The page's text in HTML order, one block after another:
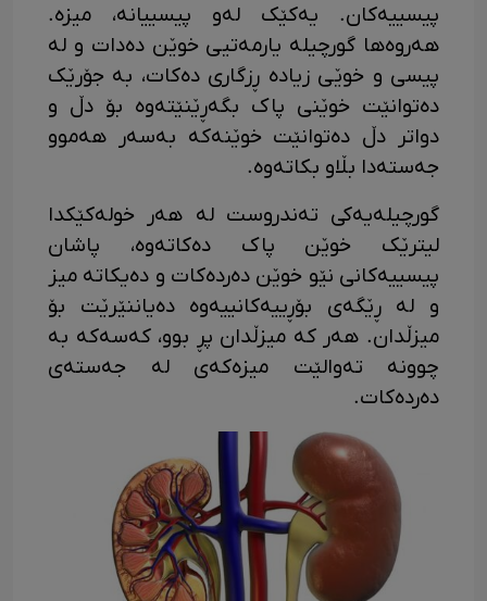
پیسییەکان. یەکێک لەو پیسییانە، میزە.
هەروەها گورچیلە یارمەتیی خوێن دەدات و لە
پیسی و خوێی زیادە ڕزگاری دەکات، بە جۆرێک
دەتوانێت خوێنی پاک بگەڕێنێتەوە بۆ دڵ و
دواتر دڵ دەتوانێت خوێنەکە بەسەر هەموو
جەستەدا بڵاو بکاتەوە.
گورچیلەیەکی تەندروست لە هەر خولەکێکدا
لیترێک خوێن پاک دەکاتەوە، پاشان
پیسییەکانی نێو خوێن دەردەکات و دەیکاتە میز
و لە ڕێگەی بۆڕییەکانییەوە دەیاننێرێت بۆ
میزڵدان. هەر کە میزڵدان پڕ بوو، کەسەکە بە
چوونە تەوالێت میزەکەی لە جەستەی
دەردەکات.